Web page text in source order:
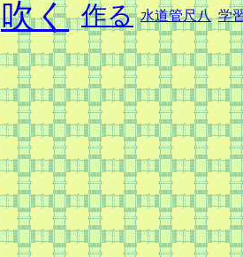
吹く 作る 水道管尺八 学